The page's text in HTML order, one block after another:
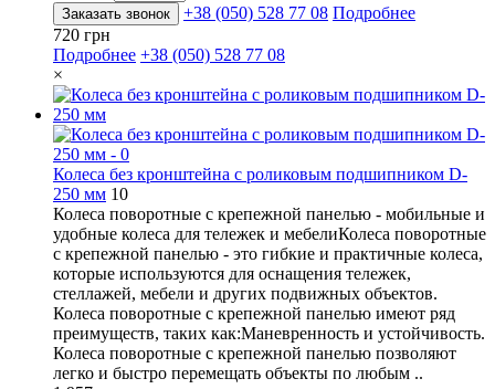
Заказать звонок +38 (050) 528 77 08 Подробнее
720 грн
Подробнее +38 (050) 528 77 08
×
Колеса без кронштейна с роликовым подшипником D-
250 мм 10
Колеса поворотные с крепежной панелью - мобильные и
удобные колеса для тележек и мебелиКолеса поворотные
с крепежной панелью - это гибкие и практичные колеса,
которые используются для оснащения тележек,
стеллажей, мебели и других подвижных объектов.
Колеса поворотные с крепежной панелью имеют ряд
преимуществ, таких как:Маневренность и устойчивость.
Колеса поворотные с крепежной панелью позволяют
легко и быстро перемещать объекты по любым ..